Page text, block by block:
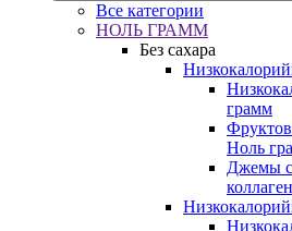
Все категории
НОЛЬ ГРАММ
Без сахара
грамм
Ноль
Джемы